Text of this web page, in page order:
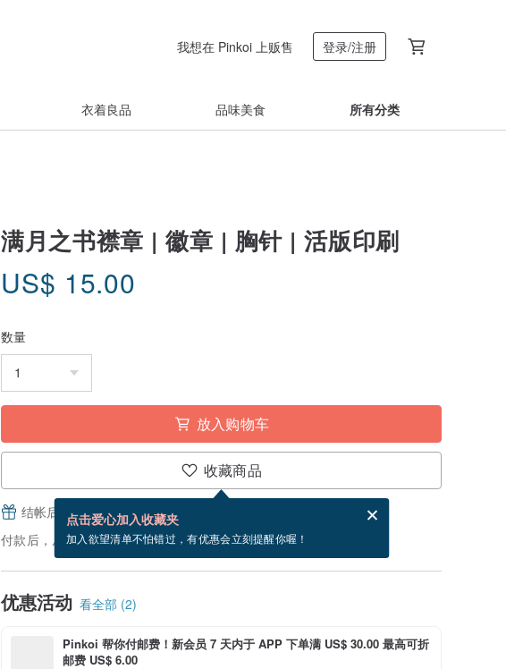
我想在 Pinkoi 上贩售 登录/注册
衣着良品 品味美食 所有分类
满月之书襟章 | 徽章 | 胸针 | 活版印刷
US$ 15.00
数量
放入购物车
收藏商品
点击爱心加入收藏夹
加入欲望清单不怕错过，有优惠会立刻提醒你喔！
结帐后填写并分享，免费帮你寄送电子贺卡。
电子贺卡是什么？
付款后，从备货到寄出商品为 3 个工作天。（不包含假日）
优惠活动 看全部 (2)
Pinkoi 帮你付邮费！新会员 7 天内于 APP 下单满 US$ 30.00 最高可折
邮费 US$ 6.00